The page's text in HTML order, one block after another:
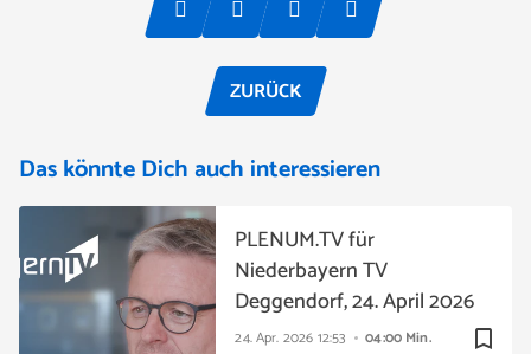
ZURÜCK
Das könnte Dich auch interessieren
bookmark_border
24. Apr. 2026 12:53 04:00 Min.
PLENUM.TV für
Niederbayern TV
Deggendorf, 24. April 2026